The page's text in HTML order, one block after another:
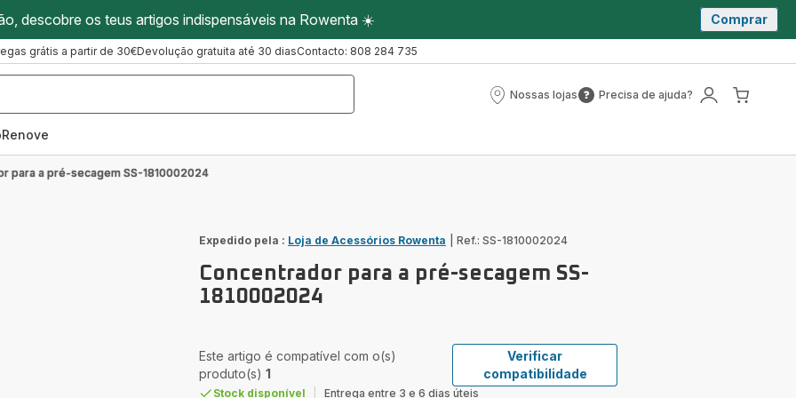
descobre os teus artigos indispensáveis na Rowenta ☀️ Comprar
grátis a partir de 30€Devolução gratuita até 30 diasContacto: 808 284 735
Nossas lojas
Nossas
Precisa de ajuda?
Precisa
para a pré-secagem SS-1810002024
Expedido pela : Loja de Acessórios Rowenta Ref.: SS-1810002024
Concentrador para a pré-secagem SS-
1810002024
Este artigo é compatível com o(s)
produto(s) 1
Verificar
compatibilidade
Stock disponível Entrega entre 3 e 6 dias úteis